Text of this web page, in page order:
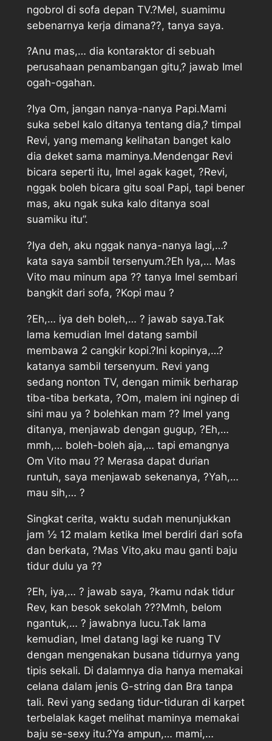
ngobrol di sofa depan TV.?Mel, suamimu
sebenarnya kerja dimana??, tanya saya.
?Anu mas,… dia kontaraktor di sebuah
perusahaan penambangan gitu,? jawab Imel
ogah-ogahan.
?Iya Om, jangan nanya-nanya Papi.Mami
suka sebel kalo ditanya tentang dia,? timpal
Revi, yang memang kelihatan banget kalo
dia deket sama maminya.Mendengar Revi
bicara seperti itu, Imel agak kaget, ?Revi,
nggak boleh bicara gitu soal Papi, tapi bener
mas, aku ngak suka kalo ditanya soal
suamiku itu”.
?Iya deh, aku nggak nanya-nanya lagi,…?
kata saya sambil tersenyum.?Eh Iya,… Mas
Vito mau minum apa ?? tanya Imel sembari
bangkit dari sofa, ?Kopi mau ?
?Eh,… iya deh boleh,… ? jawab saya.Tak
lama kemudian Imel datang sambil
membawa 2 cangkir kopi.?Ini kopinya,…?
katanya sambil tersenyum. Revi yang
sedang nonton TV, dengan mimik berharap
tiba-tiba berkata, ?Om, malem ini nginep di
sini mau ya ? bolehkan mam ?? Imel yang
ditanya, menjawab dengan gugup, ?Eh,…
mmh,… boleh-boleh aja,… tapi emangnya
Om Vito mau ?? Merasa dapat durian
runtuh, saya menjawab sekenanya, ?Yah,…
mau sih,… ?
Singkat cerita, waktu sudah menunjukkan
jam ½ 12 malam ketika Imel berdiri dari sofa
dan berkata, ?Mas Vito,aku mau ganti baju
tidur dulu ya ??
?Eh, iya,… ? jawab saya, ?kamu ndak tidur
Rev, kan besok sekolah ???Mmh, belom
ngantuk,… ? jawabnya lucu.Tak lama
kemudian, Imel datang lagi ke ruang TV
dengan mengenakan busana tidurnya yang
tipis sekali. Di dalamnya dia hanya memakai
celana dalam jenis G-string dan Bra tanpa
tali. Revi yang sedang tidur-tiduran di karpet
terbelalak kaget melihat maminya memakai
baju se-sexy itu.?Ya ampun,… mami,…